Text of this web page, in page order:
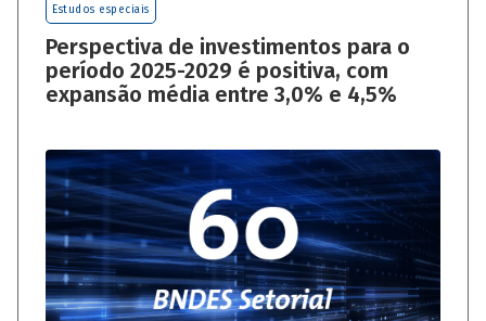
Estudos especiais
Perspectiva de investimentos para o
período 2025-2029 é positiva, com
expansão média entre 3,0% e 4,5%